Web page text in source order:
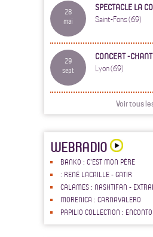
28
mai
SPECTACLE LA
Saint-Fons (69)
29
sept
CONCERT -
Lyon (69)
Voir tous
WEBRADIO
BANKO : C'EST MON PÈRE
: RENÉ LACAILLE - GATIR
CALAMES : NASHTIFAN -
MORENICA : CARNAVALERO
PAPILIO COLLECTION :